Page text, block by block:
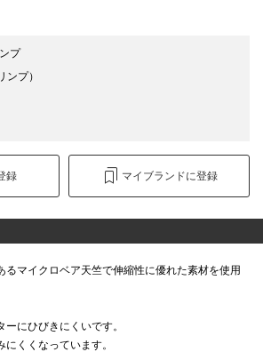
プ
ンプ）
録 マイブランドに登録
るマイクロベア天竺で伸縮性に優れた素材を使用
にひびきにくいです。
くくなっています。